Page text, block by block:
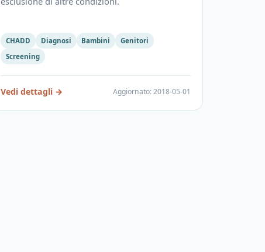
CHADD Diagnosi Bambini
Genitori
Screening
Vedi dettagli → Aggiornato:2018-05-01